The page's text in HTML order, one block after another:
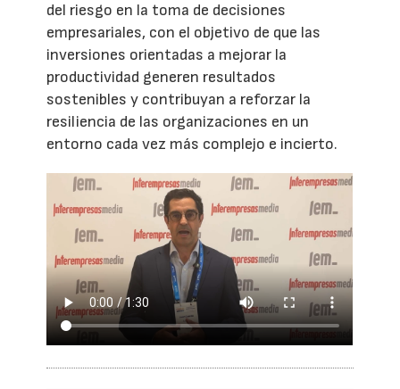
del riesgo en la toma de decisiones
empresariales, con el objetivo de que las
inversiones orientadas a mejorar la
productividad generen resultados
sostenibles y contribuyan a reforzar la
resiliencia de las organizaciones en un
entorno cada vez más complejo e incierto.